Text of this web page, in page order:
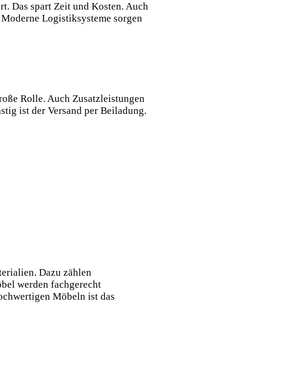
Das spart Zeit und Kosten. Auch
Logistiksysteme sorgen
Rolle. Auch Zusatzleistungen
ist der Versand per Beiladung.
Dazu zählen
werden fachgerecht
Möbeln ist das